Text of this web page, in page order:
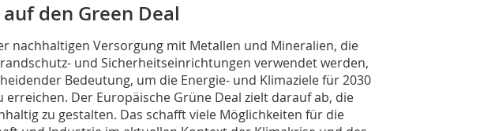
den Green Deal
nachhaltigen Versorgung mit Metallen und Mineralien, die
und Sicherheitseinrichtungen verwendet werden,
Bedeutung, um die Energie- und Klimaziele für 2030
Der Europäische Grüne Deal zielt darauf ab, die
zu gestalten. Das schafft viele Möglichkeiten für die